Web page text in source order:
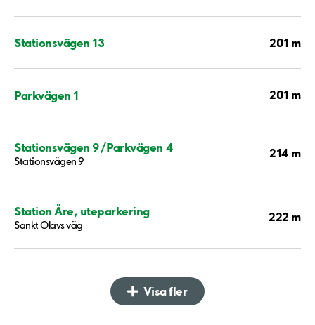
Stationsvägen 13 201 m
Parkvägen 1 201 m
Stationsvägen 9/Parkvägen 4
Stationsvägen 9
214 m
Station Åre, uteparkering
Sankt Olavs väg
222 m
Visa fler